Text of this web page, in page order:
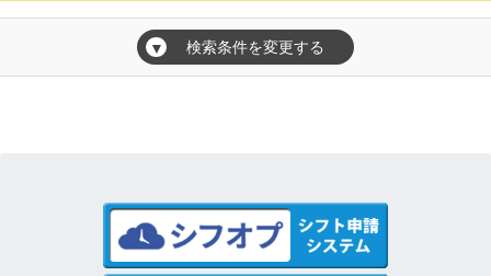
▼ 検索条件を変更する